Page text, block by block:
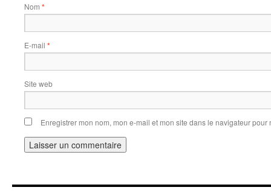
Nom *
E-mail *
Site web
Enregistrer mon nom, mon e-mail et mon site dans le navigateur